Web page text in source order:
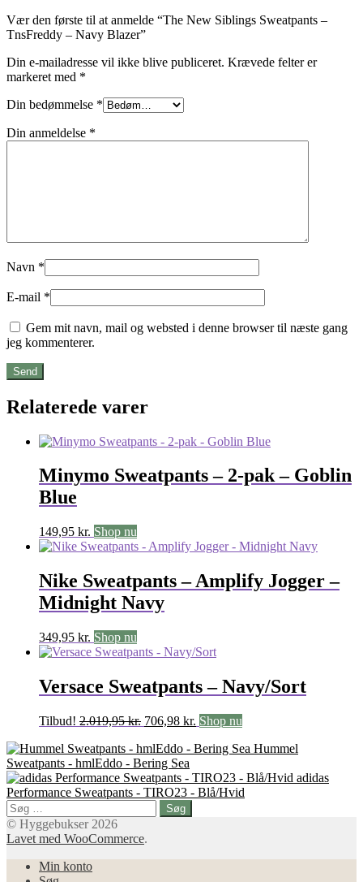
Vær den første til at anmelde “The New Siblings Sweatpants –
TnsFreddy – Navy Blazer”
Din e-mailadresse vil ikke blive publiceret. Krævede felter er
markeret med *
Din bedømmelse *
Din anmeldelse *
Navn *
E-mail *
Gem mit navn, mail og websted i denne browser til næste gang
jeg kommenterer.
Relaterede varer
Minymo Sweatpants – 2-pak – Goblin
Blue
149,95 kr. Shop nu
Nike Sweatpants – Amplify Jogger –
Midnight Navy
349,95 kr. Shop nu
Versace Sweatpants – Navy/Sort
Tilbud! 2.019,95kr. Den
pris
var:
2.019,95 kr..
706,98 kr. Den
pris
706,98 kr..
Shop nu
Hummel
Sweatpants - hmlEddo - Bering Sea
adidas
Performance Sweatpants - TIRO23 - Blå/Hvid
Søg
efter:
© Hyggebukser 2026
Lavet med WooCommerce.
Min konto